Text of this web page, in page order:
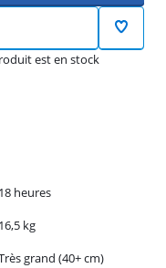
est en stock
18 heures
16,5 kg
grand (40+ cm)